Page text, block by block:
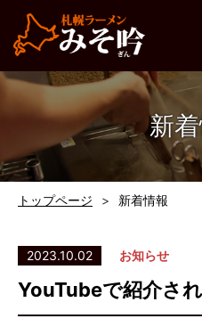
新
トップページ 新着情報
2023.10.02 お知らせ
YouTubeで紹介さ